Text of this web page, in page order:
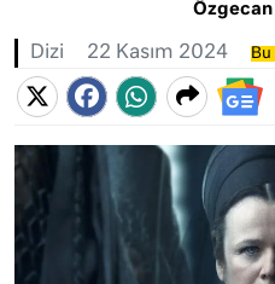
Dizi 22 Kasım 2024 Bu